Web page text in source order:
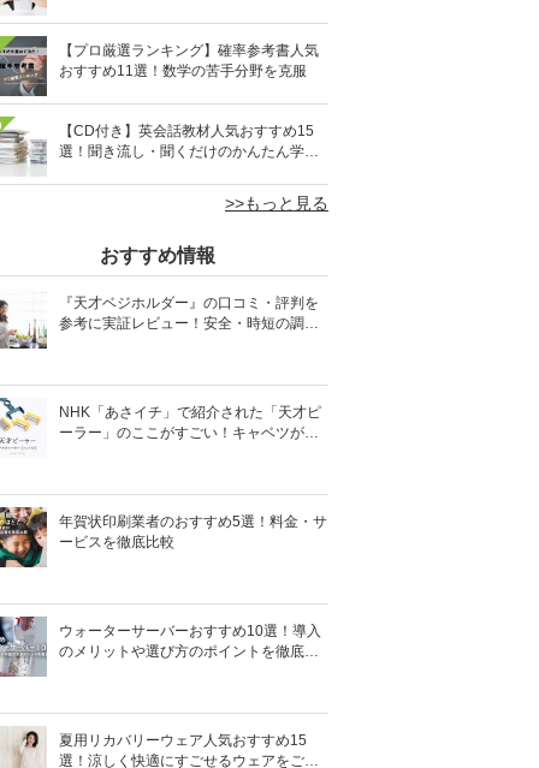
【プロ厳選ランキング】確率参考書人気
おすすめ11選！数学の苦手分野を克服
【CD付き】英会話教材人気おすすめ15
選！聞き流し・聞くだけのかんたん学習
>>もっと見る
おすすめ情報
『天才ベジホルダー』の口コミ・評判を
参考に実証レビュー！安全・時短の調理
NHK「あさイチ」で紹介された「天才ピ
ーラー」のここがすごい！キャベツがほ
年賀状印刷業者のおすすめ5選！料金・サ
ービスを徹底比較
ウォーターサーバーおすすめ10選！導入
のメリットや選び方のポイントを徹底解
夏用リカバリーウェア人気おすすめ15
選！涼しく快適にすごせるウェアをご紹